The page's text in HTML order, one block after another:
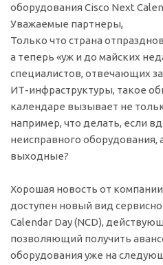
оборудования Cisco Next
Уважаемые партнеры,
Только что страна
а теперь «уж и до майских
специалистов, отвечающих
ИТ-инфраструктуры, такое
календаре вызывает не
например, что делать, если
неисправного
выходные?
Хорошая новость от
доступен новый вид
Calendar Day (NCD),
позволяющий получить
оборудования уже на